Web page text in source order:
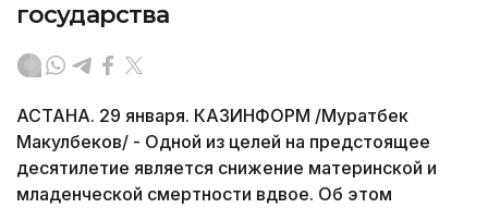
государства
АСТАНА. 29 января. КАЗИНФОРМ /Муратбек
Макулбеков/ - Одной из целей на предстоящее
десятилетие является снижение материнской и
младенческой смертности вдвое. Об этом